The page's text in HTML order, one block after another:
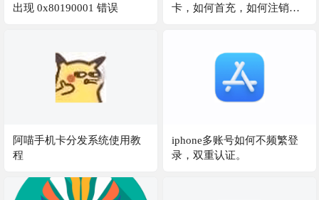
出现 0x80190001 错误
卡，如何首充，如何注销，
阿喵手机卡分发系统使用教
程
iphone多账号如何不频繁登
录，双重认证。